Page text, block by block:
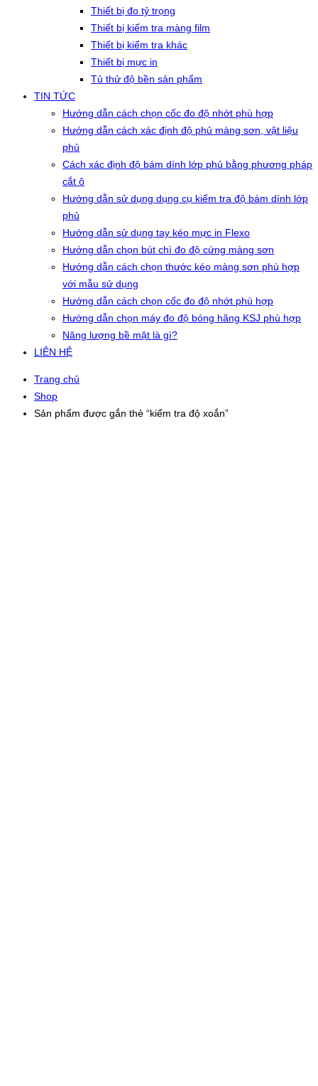
Thiết bị đo tỷ trọng
Thiết bị kiểm tra màng film
Thiết bị kiểm tra khác
Thiết bị mực in
Tủ thử độ bền sản phẩm
TIN TỨC
Hướng dẫn cách chọn cốc đo độ nhớt phù hợp
Hướng dẫn cách xác định độ phủ màng sơn, vật liệu
phủ
Cách xác định độ bám dính lớp phủ bằng phương pháp
cắt ô
Hướng dẫn sử dụng dụng cụ kiểm tra độ bám dính lớp
phủ
Hướng dẫn sử dụng tay kéo mực in Flexo
Hướng dẫn chọn bút chì đo độ cứng màng sơn
Hướng dẫn cách chọn thước kéo màng sơn phù hợp
với mẫu sử dụng
Hướng dẫn cách chọn cốc đo độ nhớt phù hợp
Hướng dẫn chọn máy đo độ bóng hãng KSJ phù hợp
Năng lượng bề mặt là gì?
LIÊN HỆ
Trang chủ
Shop
Sản phẩm được gắn thẻ “kiểm tra độ xoắn”